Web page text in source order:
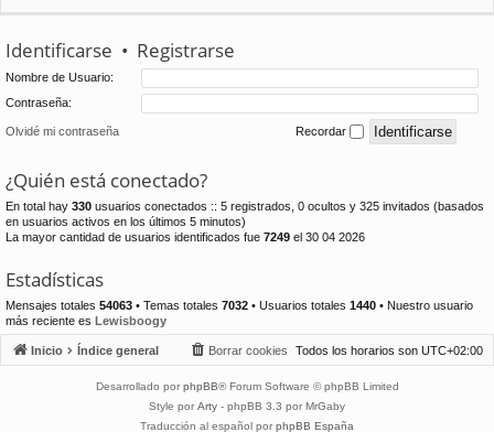
Identificarse • Registrarse
Nombre de Usuario:
Contraseña:
Olvidé mi contraseña Recordar
¿Quién está conectado?
En total hay 330 usuarios conectados :: 5 registrados, 0 ocultos y 325 invitados (basados
en usuarios activos en los últimos 5 minutos)
La mayor cantidad de usuarios identificados fue 7249 el 30 04 2026
Estadísticas
Mensajes totales 54063 • Temas totales 7032 • Usuarios totales 1440 • Nuestro usuario
más reciente es Lewisboogy
Inicio Índice general Todos los horarios son UTC+02:00
Borrar cookies
Desarrollado por phpBB® Forum Software © phpBB Limited
Style por Arty - phpBB 3.3 por MrGaby
Traducción al español por phpBB España